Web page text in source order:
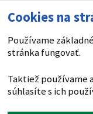
Cookies na
Používame
stránka fungovať.
Taktiež používame
súhlasíte s ich